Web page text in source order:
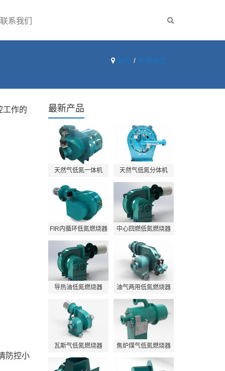
联系我们
首页 新闻动态
工作的
防控小
最新产品
天然气低氮一体机 天然气低氮分体机
FIR内循环低氮燃烧器 中心回燃低氮燃烧器
导热油低氮燃烧器 油气两用低氮燃烧器
瓦斯气低氮燃烧器 焦炉煤气低氮燃烧器